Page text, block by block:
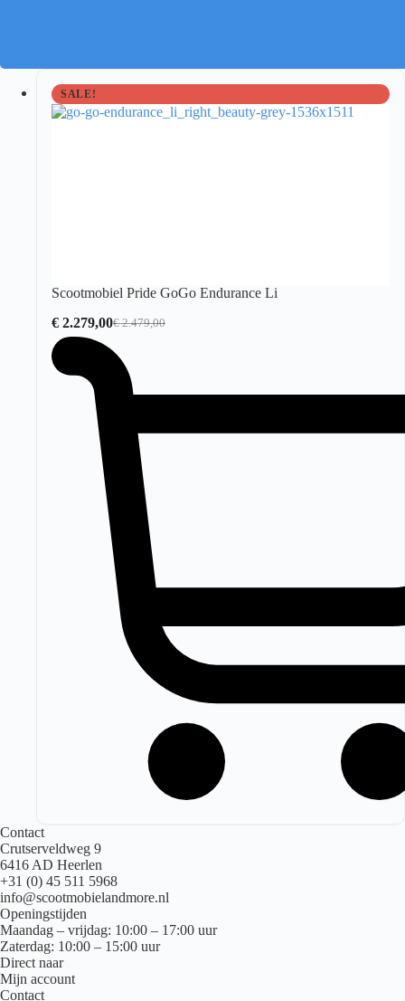
SALE!
Scootmobiel Pride GoGo Endurance Li
€2.479,00
Oorspronkelijke
prijs
was:
€ 2.479,00.
€ 2.279,00Huidige
prijs
is:
€ 2.279,00.
Contact
Crutserveldweg 9
6416 AD Heerlen
+31 (0) 45 511 5968
info@scootmobielandmore.nl
Openingstijden
Maandag – vrijdag: 10:00 – 17:00 uur
Zaterdag: 10:00 – 15:00 uur
Direct naar
Mijn account
Contact